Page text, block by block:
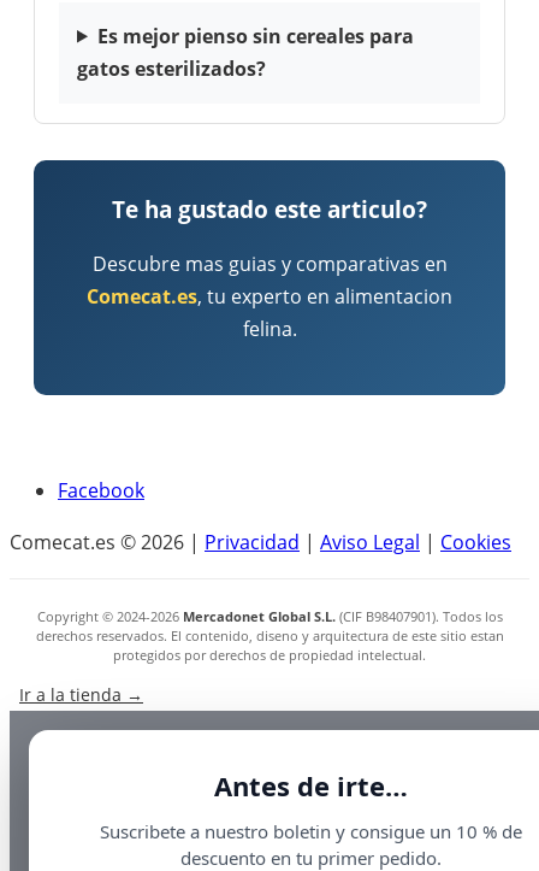
Es mejor pienso sin cereales para
gatos esterilizados?
Te ha gustado este articulo?
Descubre mas guias y comparativas en
Comecat.es, tu experto en alimentacion
felina.
Facebook
Comecat.es © 2026 | Privacidad | Aviso Legal | Cookies
Copyright © 2024-2026 Mercadonet Global S.L.(CIF B98407901). Todos los
derechos reservados. El contenido, diseno y arquitectura de este sitio estan
protegidos por derechos de propiedad intelectual.
Ir a la tienda →
Antes de irte…
Suscribete a nuestro boletin y consigue un 10 % de
descuento en tu primer pedido.